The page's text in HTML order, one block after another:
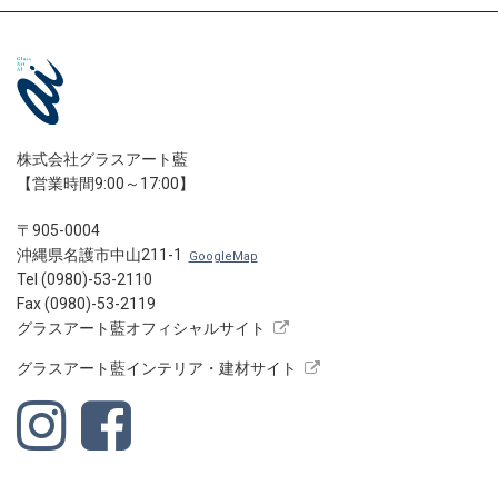
株式会社グラスアート藍
【営業時間9:00～17:00】
〒905-0004
沖縄県名護市中山211-1
GoogleMap
Tel (0980)-53-2110
Fax (0980)-53-2119
グラスアート藍オフィシャルサイト
グラスアート藍インテリア・建材サイト